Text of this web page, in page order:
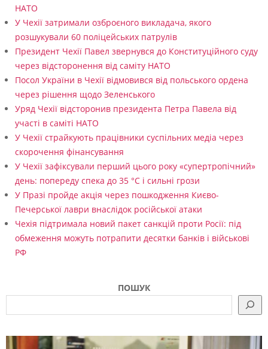
НАТО
У Чехії затримали озброєного викладача, якого
розшукували 60 поліцейських патрулів
Президент Чехії Павел звернувся до Конституційного суду
через відсторонення від саміту НАТО
Посол України в Чехії відмовився від польського ордена
через рішення щодо Зеленського
Уряд Чехії відсторонив президента Петра Павела від
участі в саміті НАТО
У Чехії страйкують працівники суспільних медіа через
скорочення фінансування
У Чехії зафіксували перший цього року «супертропічний»
день: попереду спека до 35 °C і сильні грози
У Празі пройде акція через пошкодження Києво-
Печерської лаври внаслідок російської атаки
Чехія підтримала новий пакет санкцій проти Росії: під
обмеження можуть потрапити десятки банків і військові
РФ
ПОШУК